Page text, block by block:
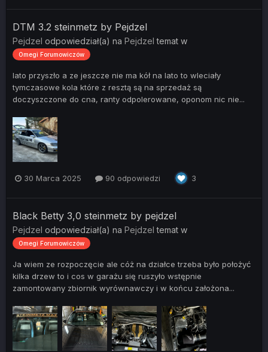
DTM 3.2 steinmetz by Pejdzel
Pejdzel odpowiedział(a) na Pejdzel temat w
Omegi Forumowiczów
lato przyszło a ze jeszcze nie ma kół na lato to wleciały
tymczasowe kola które z resztą są na sprzedaż są
doczyszczone do cna, ranty odpolerowane, oponom nic nie...
30 Marca 2025 90 odpowiedzi 3
Black Betty 3,0 steinmetz by pejdzel
Pejdzel odpowiedział(a) na Pejdzel temat w
Omegi Forumowiczów
Ja wiem ze rozpoczęcie ale cóż na działce trzeba było położyć
kilka drzew to i cos w garażu się ruszyło wstępnie
zamontowany zbiornik wyrównawczy i w końcu założona...